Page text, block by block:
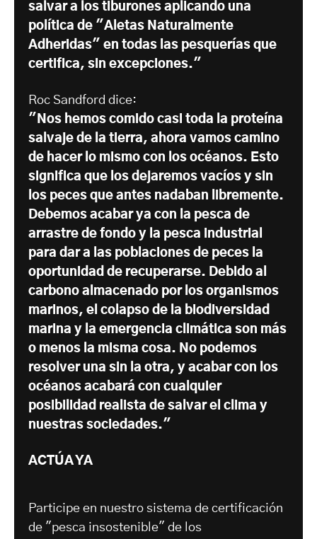
salvar a los tiburones aplicando una
política de "Aletas Naturalmente
Adheridas" en todas las pesquerías que
certifica, sin excepciones."
Roc Sandford dice:
"Nos hemos comido casi toda la proteína
salvaje de la tierra, ahora vamos camino
de hacer lo mismo con los océanos. Esto
significa que los dejaremos vacíos y sin
los peces que antes nadaban libremente.
Debemos acabar ya con la pesca de
arrastre de fondo y la pesca industrial
para dar a las poblaciones de peces la
oportunidad de recuperarse. Debido al
carbono almacenado por los organismos
marinos, el colapso de la biodiversidad
marina y la emergencia climática son más
o menos la misma cosa. No podemos
resolver una sin la otra, y acabar con los
océanos acabará con cualquier
posibilidad realista de salvar el clima y
nuestras sociedades."
ACTÚA YA
Participe en nuestro sistema de certificación
de "pesca insostenible" de los